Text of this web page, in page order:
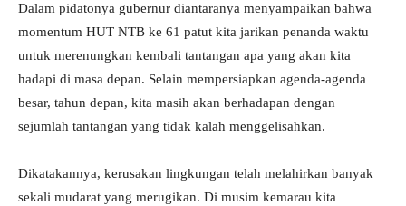
Dalam pidatonya gubernur diantaranya menyampaikan bahwa
momentum HUT NTB ke 61 patut kita jarikan penanda waktu
untuk merenungkan kembali tantangan apa yang akan kita
hadapi di masa depan. Selain mempersiapkan agenda-agenda
besar, tahun depan, kita masih akan berhadapan dengan
sejumlah tantangan yang tidak kalah menggelisahkan.
Dikatakannya, kerusakan lingkungan telah melahirkan banyak
sekali mudarat yang merugikan. Di musim kemarau kita